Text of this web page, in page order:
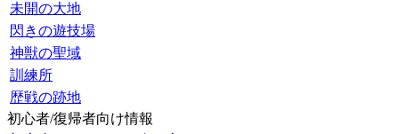
未開の大地
閃きの遊技場
神獣の聖域
訓練所
歴戦の跡地
初心者/復帰者向け情報